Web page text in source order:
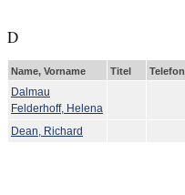
D
Name, Vorname Titel Telefon
Dalmau
Felderhoff, Helena
Dean, Richard